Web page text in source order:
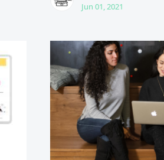
Jun 01, 2021